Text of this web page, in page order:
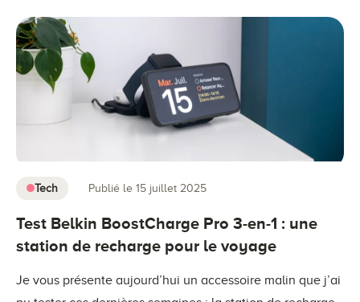
Tech Publié le 15 juillet 2025
Test Belkin BoostCharge Pro 3-en-1 : une
station de recharge pour le voyage
Je vous présente aujourd’hui un accessoire malin que j’ai